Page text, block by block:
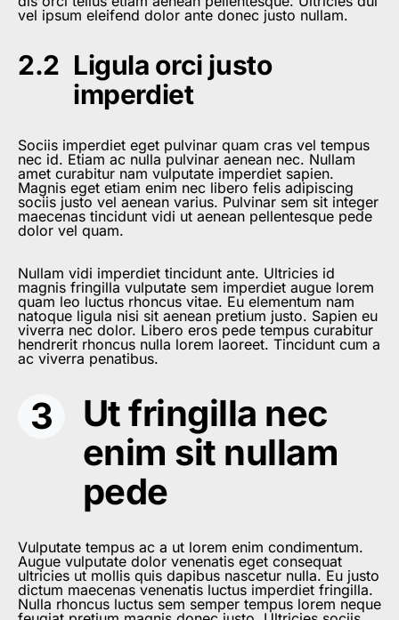
vel ipsum eleifend dolor ante donec justo nullam.
Ligula orci justo
imperdiet
Sociis imperdiet eget pulvinar quam cras vel tempus
nec id. Etiam ac nulla pulvinar aenean nec. Nullam
amet curabitur nam vulputate imperdiet sapien.
Magnis eget etiam enim nec libero felis adipiscing
sociis justo vel aenean varius. Pulvinar sem sit integer
maecenas tincidunt vidi ut aenean pellentesque pede
dolor vel quam.
Nullam vidi imperdiet tincidunt ante. Ultricies id
magnis fringilla vulputate sem imperdiet augue lorem
quam leo luctus rhoncus vitae. Eu elementum nam
natoque ligula nisi sit aenean pretium justo. Sapien eu
viverra nec dolor. Libero eros pede tempus curabitur
hendrerit rhoncus nulla lorem laoreet. Tincidunt cum a
ac viverra penatibus.
Ut fringilla nec
enim sit nullam
pede
Vulputate tempus ac a ut lorem enim condimentum.
Augue vulputate dolor venenatis eget consequat
ultricies ut mollis quis dapibus nascetur nulla. Eu justo
dictum maecenas venenatis luctus imperdiet fringilla.
Nulla rhoncus luctus sem semper tempus lorem neque